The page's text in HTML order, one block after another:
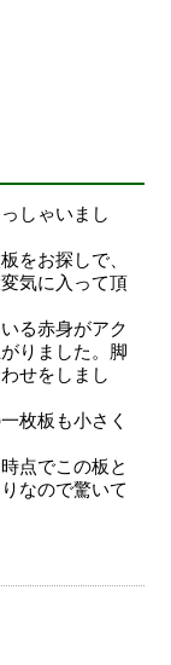
しゃいまし
をお探しで、
気に入って頂
る赤身がアク
りました。脚
せをしまし
枚板も小さく
点でこの板と
なので驚いて